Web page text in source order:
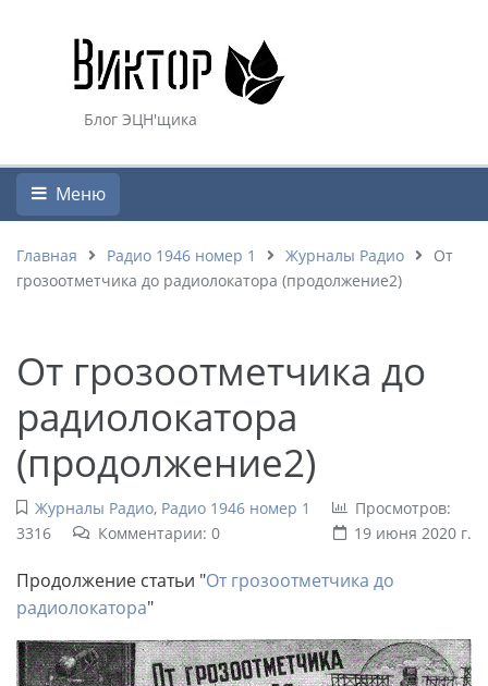
Блог ЭЦН'щика
Меню
Главная Радио 1946 номер 1 Журналы Радио
От
грозоотметчика до радиолокатора (продолжение2)
От грозоотметчика до
радиолокатора
(продолжение2)
Журналы Радио, Радио 1946 номер 1
Просмотров:
3316
Комментарии: 0 19 июня 2020 г.
Продолжение статьи "От грозоотметчика до
радиолокатора"